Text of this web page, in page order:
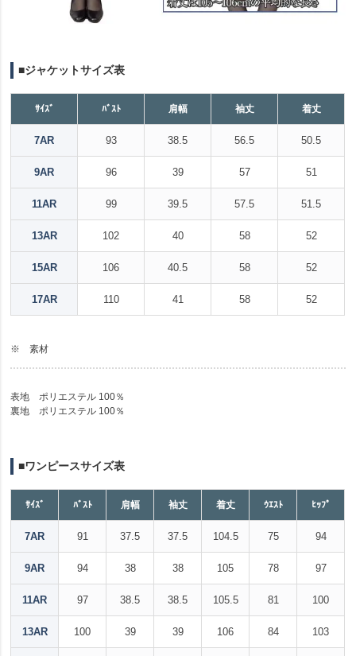
■ジャケットサイズ表
ｻｲｽﾞ ﾊﾞｽﾄ 肩幅 袖丈 着丈
7AR 93 38.5 56.5 50.5
9AR 96 39 57 51
11AR 99 39.5 57.5 51.5
13AR 102 40 58 52
15AR 106 40.5 58 52
17AR 110 41 58 52
※ 素材
表地 ポリエステル 100％
裏地 ポリエステル 100％
■ワンピースサイズ表
ｻｲｽﾞ ﾊﾞｽﾄ 肩幅 袖丈 着丈 ｳｴｽﾄ ﾋｯﾌﾟ
7AR 91 37.5 37.5 104.5 75 94
9AR 94 38 38 105 78 97
11AR 97 38.5 38.5 105.5 81 100
13AR 100 39 39 106 84 103